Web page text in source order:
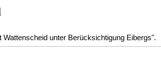
unter Berücksichtigung Eibergs".